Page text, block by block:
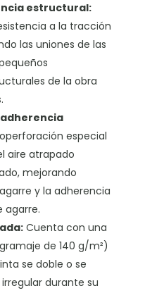
estructural:
a la tracción
las uniones de las
de la obra
.
especial
aire atrapado
mejorando
y la adherencia
agarre.
Cuenta con una
de 140 g/m²)
se doble o se
durante su